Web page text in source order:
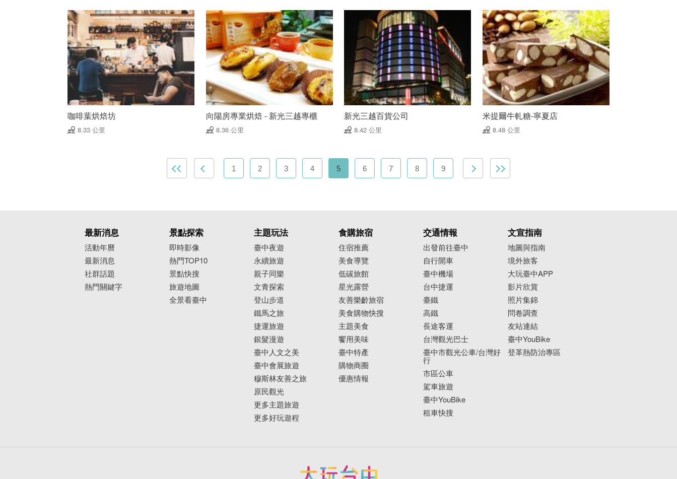
咖啡葉烘焙坊
8.33 公里
向陽房專業烘焙 - 新光三越專櫃
8.36 公里
新光三越百貨公司
8.42 公里
米提爾牛軋糖-寧夏店
8.48 公里
1 2 3 4 5 6 7 8 9
最新消息
活動年曆
最新消息
社群話題
熱門關鍵字
景點探索
即時影像
熱門TOP10
景點快搜
旅遊地圖
全景看臺中
主題玩法
臺中夜遊
永續旅遊
親子同樂
文青探索
登山步道
鐵馬之旅
捷運旅遊
銀髮漫遊
臺中人文之美
臺中會展旅遊
穆斯林友善之旅
原民觀光
更多主題旅遊
更多好玩遊程
食購旅宿
住宿推薦
美食導覽
低碳旅館
星光露營
友善樂齡旅宿
美食購物快搜
主題美食
饗用美味
臺中特產
購物商圈
優惠情報
交通情報
出發前往臺中
自行開車
臺中機場
台中捷運
臺鐵
高鐵
長途客運
台灣觀光巴士
臺中市觀光公車/台灣好
行
市區公車
駕車旅遊
臺中YouBike
租車快搜
文宣指南
地圖與指南
境外旅客
大玩臺中APP
影片欣賞
照片集錦
問卷調查
友站連結
臺中YouBike
登革熱防治專區